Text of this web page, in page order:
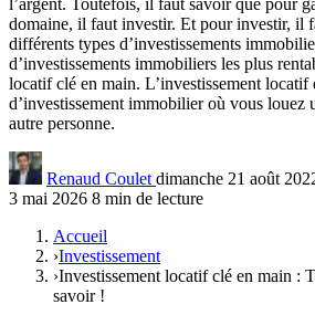
domaine, il faut investir. Et pour investir, il
différents types d’investissements
d’investissements immobiliers les plus
locatif clé en main. L’investissement locatif
d’investissement immobilier où vous louez
autre personne.
Renaud Coulet dimanche 21 août
3 mai 2026 8 min de lecture
Accueil
›Investissement
›Investissement locatif clé en main :
savoir !